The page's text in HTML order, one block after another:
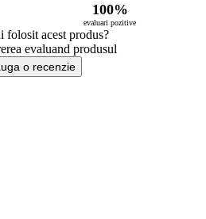
100%
evaluari pozitive
folosit acest produs?
evaluand produsul
o recenzie